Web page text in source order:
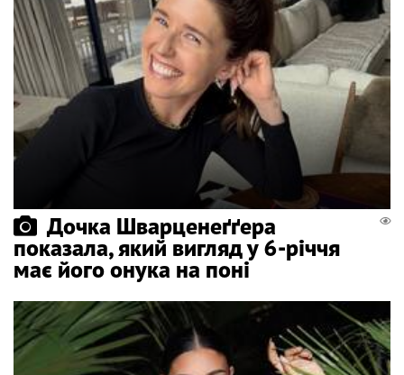
Дочка Шварценеґґера
показала, який вигляд у 6-річчя
має його онука на поні